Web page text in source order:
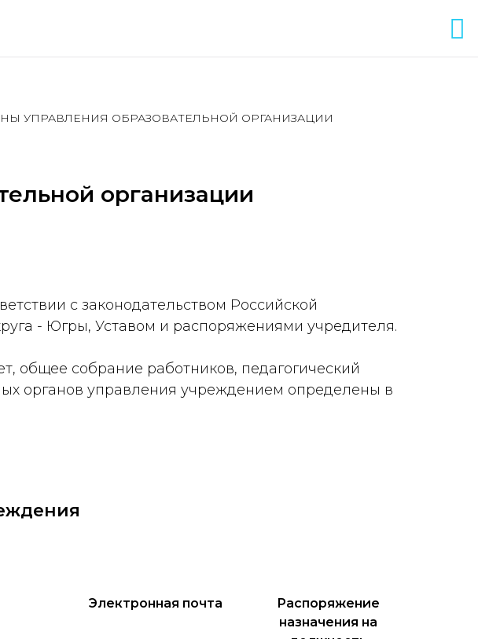
УПРАВЛЕНИЯ ОБРАЗОВАТЕЛЬНОЙ ОРГАНИЗАЦИИ
организации
с законодательством Российской
- Югры, Уставом и распоряжениями учредителя.
общее собрание работников, педагогический
органов управления учреждением определены в
Электронная почта
Распоряжение
назначения на